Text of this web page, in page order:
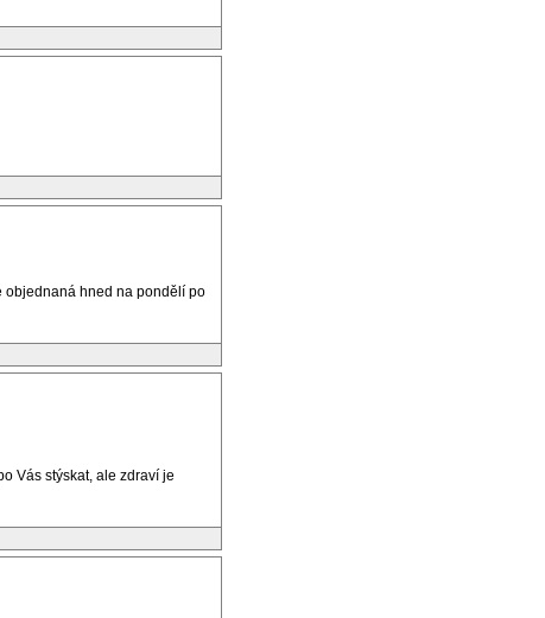
objednaná hned na pondělí po
Vás stýskat, ale zdraví je